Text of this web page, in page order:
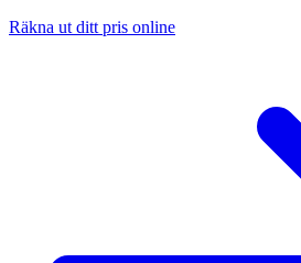
Räkna ut ditt pris online